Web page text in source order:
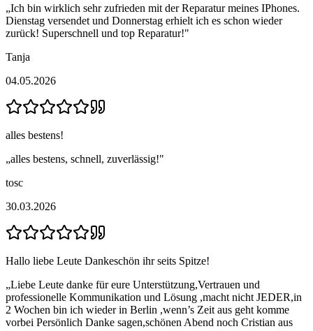
„Ich bin wirklich sehr zufrieden mit der Reparatur meines IPhones.
Dienstag versendet und Donnerstag erhielt ich es schon wieder
zurück! Superschnell und top Reparatur!"
Tanja
04.05.2026
alles bestens!
„alles bestens, schnell, zuverlässig!"
tosc
30.03.2026
Hallo liebe Leute Dankeschön ihr seits Spitze!
„Liebe Leute danke für eure Unterstützung,Vertrauen und
professionelle Kommunikation und Lösung ,macht nicht JEDER,in
2 Wochen bin ich wieder in Berlin ,wenn’s Zeit aus geht komme
vorbei Persönlich Danke sagen,schönen Abend noch Cristian aus